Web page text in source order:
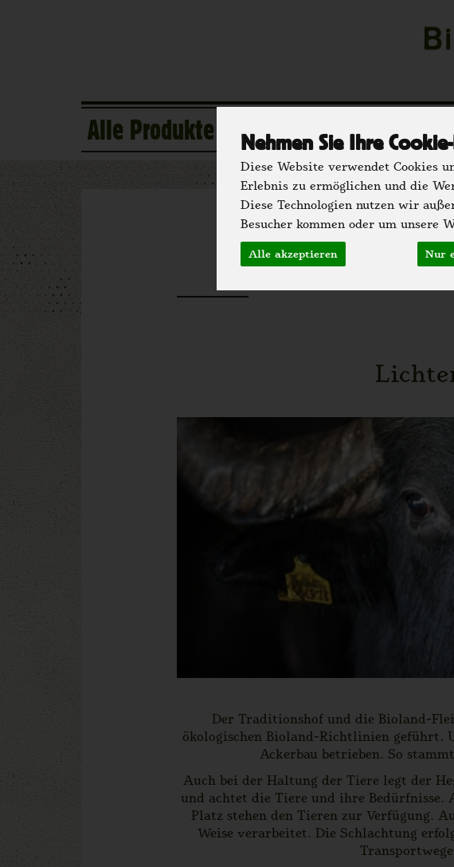
Nehmen Sie Ihre
Diese Website verwendet Cookies
Erlebnis zu ermöglichen und die
Diese Technologien nutzen wir
Besucher kommen oder um unsere
Alle akzeptieren Nur
Alle Produkte Eigener Anbau
Heggehof
Der Traditionshof und die Bioland-
ökologischen Bioland-Richtlinien geführt.
Ackerbau betrieben. So
Auch bei der Haltung der Tiere legt der
und achtet die Tiere und ihre
Platz stehen den Tieren zur Verfügung.
Weise verarbeitet. Die Schlachtung